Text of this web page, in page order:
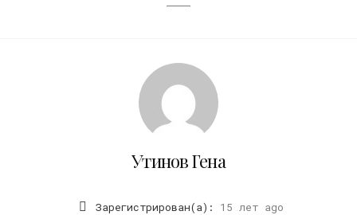
Утинов Гена
Зарегистрирован(а): 15 лет ago